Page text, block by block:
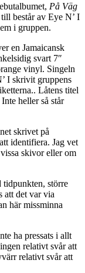
På Väg
består av Eye N’ I
i gruppen.
en Jamaicansk
svart 7″
vinyl. Singeln
I skrivit gruppens
Låtens titel
heller så står
skrivet på
identifiera. Jag vet
skivor eller om
tidpunkten, större
att det var via
här missminna
ha pressats i allt
relativt svår att
relativt svår att